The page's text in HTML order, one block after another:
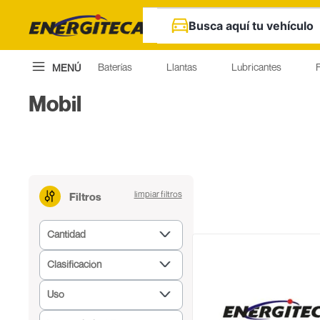
Busca aquí tu vehículo
MENÚ Baterías Llantas Lubricantes
Mobil
Filtros
Cantidad
Cuarto
Clasificación
Uso